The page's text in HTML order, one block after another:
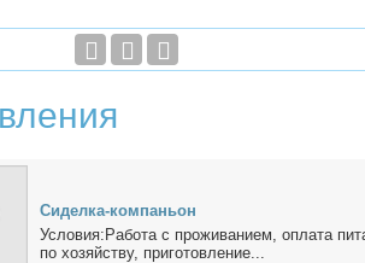
Си­дел­ка-ком­па­ньон
Усло­вия:Ра­бо­та с про­жи­ва­ни­ем, опла­та
по хо­зяй­ству, при­го­тов­ле­ние...